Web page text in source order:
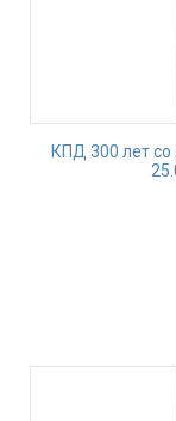
КПД 300 лет